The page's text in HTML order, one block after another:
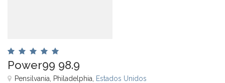
Power99 98.9
Pensilvania, Philadelphia, Estados Unidos